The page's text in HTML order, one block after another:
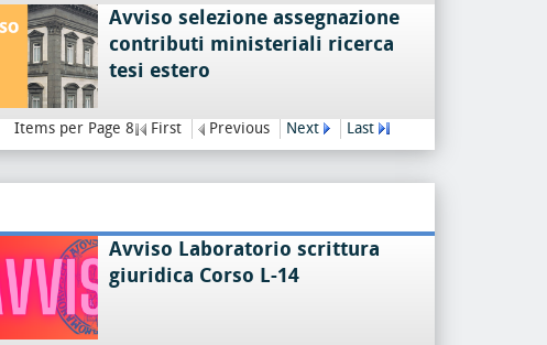
Avviso selezione assegnazione
contributi ministeriali ricerca
tesi estero
Items per Page 8 First Previous Next Last
Avviso Laboratorio scrittura
giuridica Corso L-14